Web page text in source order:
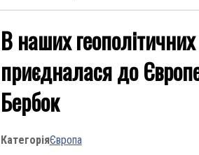
В наших
приєдналася до
Бербок
КатегоріяЄвропа